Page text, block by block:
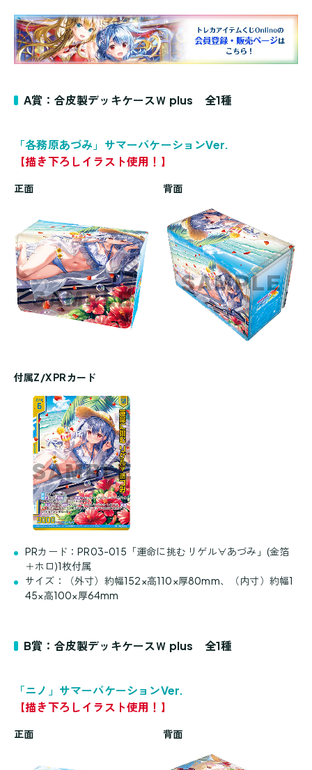
A賞：合皮製デッキケースＷ plus 全1種
「各務原あづみ」サマーバケーションVer.
【描き下ろしイラスト使用！】
正面 背面
付属Z/X PRカード
PRカード：PR03-015「運命に挑む リゲル∀あづみ」(金箔
＋ホロ)1枚付属
サイズ：（外寸）約幅152×高110×厚80mm、（内寸）約幅1
45×高100×厚64mm
B賞：合皮製デッキケースＷ plus 全1種
「ニノ」サマーバケーションVer.
【描き下ろしイラスト使用！】
正面 背面